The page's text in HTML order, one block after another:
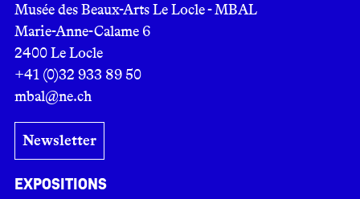
Musée des Beaux-Arts Le Locle - MBAL
Marie-Anne-Calame 6
2400 Le Locle
+41 (0)32 933 89 50
mbal@ne.ch
Newsletter
Expositions